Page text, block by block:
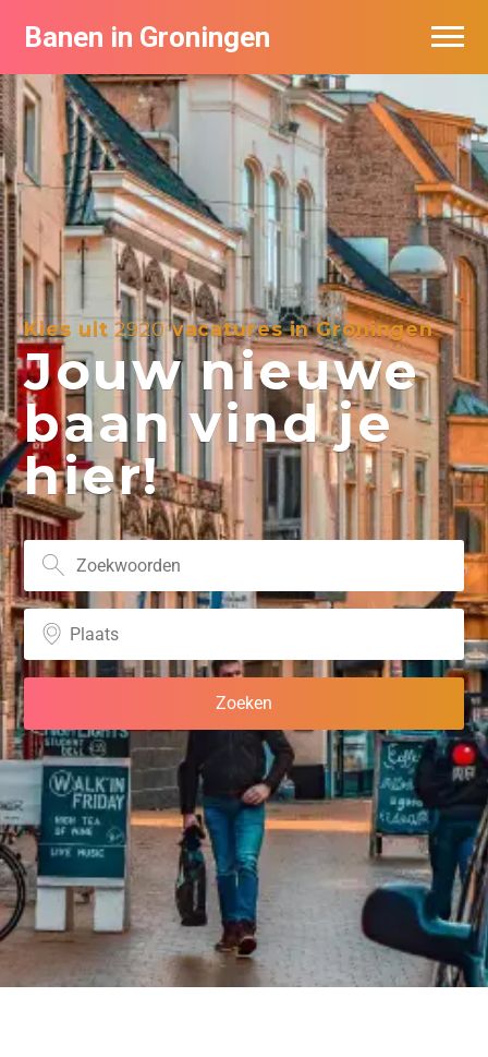
Banen in Groningen
Kies uit2920vacatures in Groningen
Jouw nieuwe
baan vind je
hier!
Vacatures per bedrijf
De populairste vacatures in Groningen
Nieuwsbrief feed